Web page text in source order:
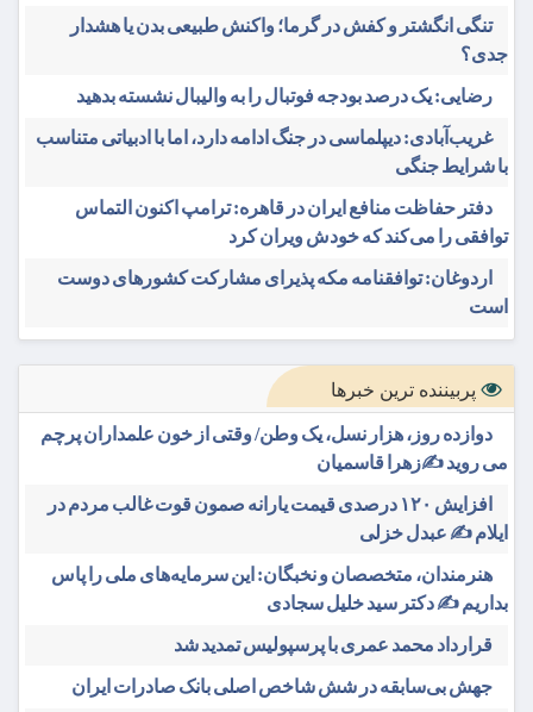
تنگی انگشتر و کفش در گرما؛ واکنش طبیعی بدن یا هشدار
جدی؟
رضایی: یک درصد بودجه فوتبال را به والیبال نشسته بدهید
غریب‌آبادی: دیپلماسی در جنگ ادامه دارد، اما با ادبیاتی متناسب
با شرایط جنگی
دفتر حفاظت منافع ایران در قاهره: ترامپ اکنون التماس
توافقی را می‌کند که خودش ویران کرد
اردوغان: توافقنامه مکه پذیرای مشارکت کشورهای دوست
است
پربیننده ترین خبرها
دوازده روز، هزار نسل، یک وطن/ وقتی از خون علمداران پرچم
می روید ✍️زهرا قاسمیان
افزایش ۱۲۰ درصدی قیمت یارانه صمون قوت غالب مردم در
ایلام ✍️ عبدل خزلی
هنرمندان، متخصصان و نخبگان: این سرمایه‌های ملی را پاس
بداریم ✍️ دکتر سید خلیل سجادی
قرارداد محمد عمری با پرسپولیس تمدید شد
جهش بی‌سابقه در شش شاخص اصلی بانک صادرات ایران